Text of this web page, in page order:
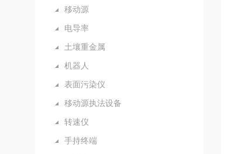
移动源
电导率
土壤重金属
机器人
表面污染仪
移动源执法设备
转速仪
手持终端